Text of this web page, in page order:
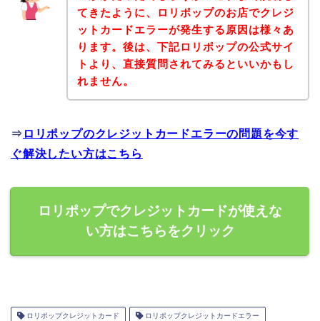
てきたように、ロリポップのお店でクレジ
ットカードエラーが発生する原因は様々あ
ります。後は、下記ロリポップの公式サイ
トより、直接質問されてみるといいかもし
れません。
⇒ ロリポップのクレジットカードエラーの問題を今す
ぐ解決したい方はこちら
ロリポップでクレジットカードが使えな
い方はこちらをクリック
ロリポップクレジットカード ロリポップクレジットカードエラー